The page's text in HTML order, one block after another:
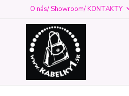
O nás/ Showroom/ KONTAKTY